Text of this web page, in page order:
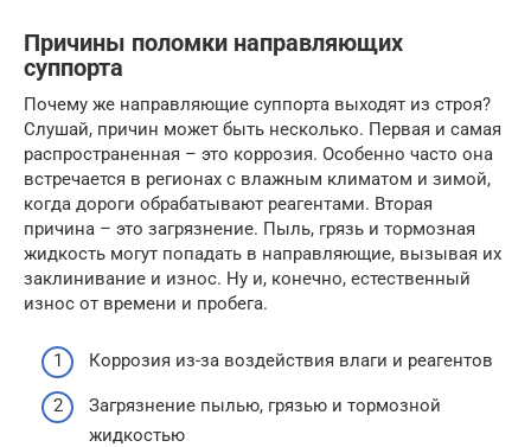
Причины поломки направляющих
суппорта
Почему же направляющие суппорта выходят из строя?
Слушай, причин может быть несколько. Первая и самая
распространенная – это коррозия. Особенно часто она
встречается в регионах с влажным климатом и зимой,
когда дороги обрабатывают реагентами. Вторая
причина – это загрязнение. Пыль, грязь и тормозная
жидкость могут попадать в направляющие, вызывая их
заклинивание и износ. Ну и, конечно, естественный
износ от времени и пробега.
Коррозия из-за воздействия влаги и реагентов
Загрязнение пылью, грязью и тормозной
жидкостью